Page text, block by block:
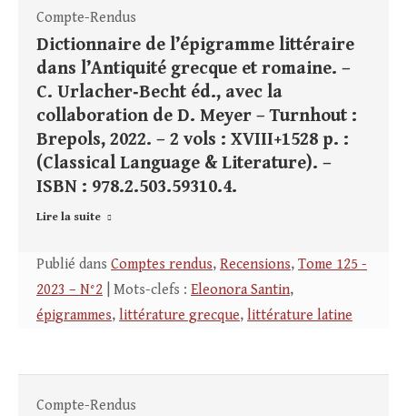
Compte-Rendus
Dictionnaire de l’épigramme littéraire
dans l’Antiquité grecque et romaine. –
C. Urlacher‑Becht éd., avec la
collaboration de D. Meyer – Turnhout :
Brepols, 2022. – 2 vols : XVIII+1528 p. :
(Classical Language & Literature). –
ISBN : 978.2.503.59310.4.
Lire la suite
Publié dans Comptes rendus, Recensions, Tome 125 -
2023 – N°2 | Mots-clefs : Eleonora Santin,
épigrammes, littérature grecque, littérature latine
Compte-Rendus